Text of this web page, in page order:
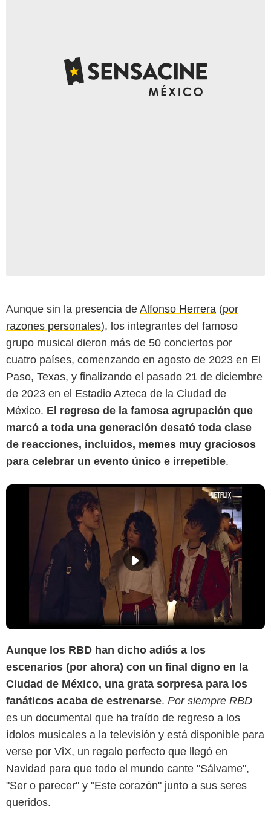
Aunque sin la presencia de Alfonso Herrera (por
razones personales), los integrantes del famoso
grupo musical dieron más de 50 conciertos por
cuatro países, comenzando en agosto de 2023 en El
Paso, Texas, y finalizando el pasado 21 de diciembre
de 2023 en el Estadio Azteca de la Ciudad de
México. El regreso de la famosa agrupación que
marcó a toda una generación desató toda clase
de reacciones, incluidos, memes muy graciosos
para celebrar un evento único e irrepetible.
Aunque los RBD han dicho adiós a los
escenarios (por ahora) con un final digno en la
Ciudad de México, una grata sorpresa para los
fanáticos acaba de estrenarse. Por siempre RBD
es un documental que ha traído de regreso a los
ídolos musicales a la televisión y está disponible para
verse por ViX, un regalo perfecto que llegó en
Navidad para que todo el mundo cante "Sálvame",
"Ser o parecer" y "Este corazón" junto a sus seres
queridos.
Homosensual